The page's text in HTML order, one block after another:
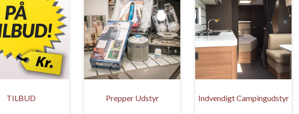
TILBUD Prepper Udstyr Indvendigt Campingudstyr